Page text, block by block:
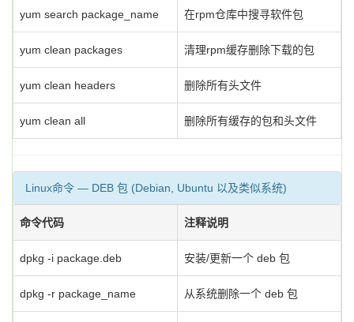
yum search package_name 在rpm仓库中搜寻软件包
yum clean packages 清理rpm缓存删除下载的包
yum clean headers 删除所有头文件
yum clean all 删除所有缓存的包和头文件
Linux命令 — DEB 包 (Debian, Ubuntu 以及类似系统)
命令代码 注释说明
dpkg -i package.deb 安装/更新一个 deb 包
dpkg -r package_name 从系统删除一个 deb 包